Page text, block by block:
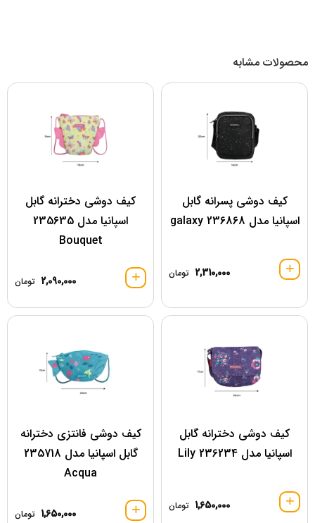
محصولات مشابه
کیف دوشی پسرانه گابل
اسپانیا مدل 236868 galaxy
2,310,000 تومان
کیف دوشی دخترانه گابل
اسپانیا مدل 235635
Bouquet
2,090,000 تومان
کیف دوشی دخترانه گابل
اسپانیا مدل 236234 Lily
1,650,000 تومان
کیف دوشی فانتزی دخترانه
گابل اسپانیا مدل 235718
Acqua
1,650,000 تومان